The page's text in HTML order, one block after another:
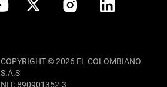
COPYRIGHT © 2026 EL COLOMBIANO
S.A.S
NIT: 890901352-3